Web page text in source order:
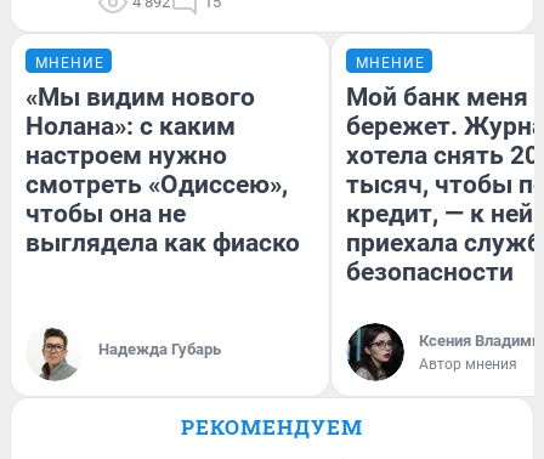
МНЕНИЕ
«Мы видим нового
Нолана»: с каким
настроем нужно
смотреть «Одиссею»,
чтобы она не
выглядела как фиаско
Надежда Губарь
МНЕНИЕ
Мой банк меня
бережет.
хотела снять
тысяч, чтобы
кредит, — к
приехала
безопасности
Ксения
Автор мнения
РЕКОМЕНДУЕМ